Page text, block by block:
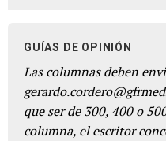
GUÍAS DE OPINIÓN
Las columnas deben
que ser de 300, 400 o
columna, el escritor